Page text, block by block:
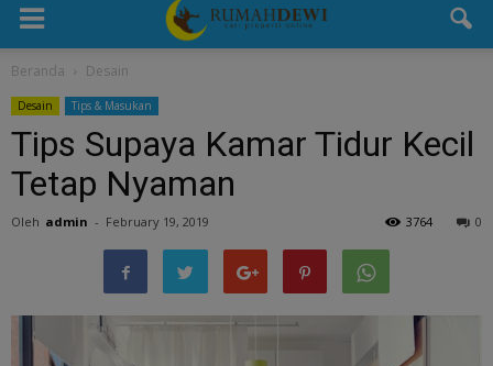
Beranda Desain
Desain Tips & Masukan
Tips Supaya Kamar Tidur Kecil
Tetap Nyaman
Oleh admin - February 19, 2019 0
3764